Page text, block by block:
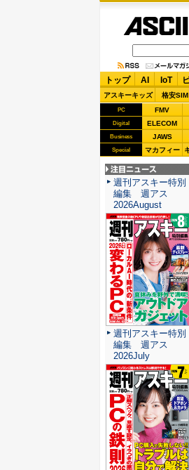
トップ AI IoT
アスキーキッズ 格安SIM
PC FMV
Digital ELECOM
Business JAWS
Special マカフィー
注目ニュース
週刊アスキー特別
編集 週アス
2026August
週刊アスキー特別
編集 週アス
2026July